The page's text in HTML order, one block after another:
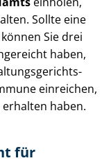
Sollte eine
Sie drei
haben,
einreichen,
haben.
für